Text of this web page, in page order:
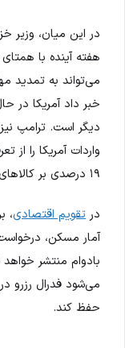
در این میان، وزیر
هفته آینده با
خبر داد آمریکا در
دیگر است. ترامپ نیز
واردات آمریکا را
۱۹ درصدی بر کالاهای آمریکایی وضع خواهد کرد.
در تقویم اقتصادی،
آمار مسکن،
بادوام منتشر
حفظ کند.